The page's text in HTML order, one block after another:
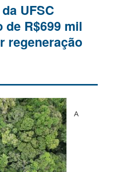
UFSC
R$699 mil
regeneração
A